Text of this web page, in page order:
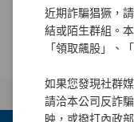
近期詐騙猖獗，
結或陌生群組。
「領取飆股」、
如果您發現社群
請洽本公司反詐
映，或撥打內政